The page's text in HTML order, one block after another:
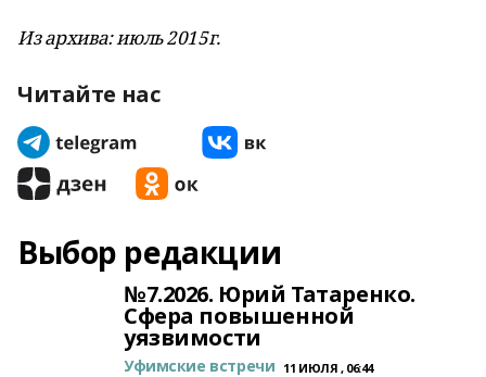
Из архива: июль 2015г.
Читайте нас
Выбор редакции
№7.2026. Юрий Татаренко.
Сфера повышенной
уязвимости
Уфимские встречи 11 ИЮЛЯ , 06:44